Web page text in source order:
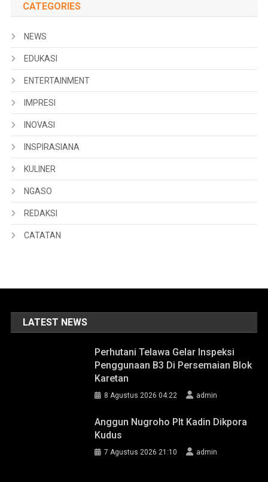
CATEGORIES
NEWS
EDUKASI
ENTERTAINMENT
IMPRESI
INOVASI
INSPIRASIANA
KULINER
NGASO
REDAKSI
CATATAN
LATEST NEWS
Perhutani Telawa Gelar Inspeksi
Penggunaan B3 Di Persemaian Blok
Karetan
8 Agustus 2026 04:22 admin
Anggun Nugroho Plt Kadin Dikpora
Kudus
7 Agustus 2026 21:10 admin